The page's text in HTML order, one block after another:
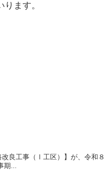
ます。
良工事（Ⅰ工区）】が、令和
...